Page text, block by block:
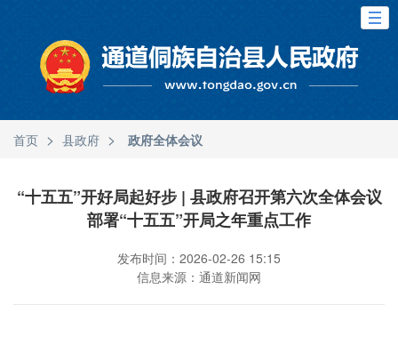
首页 > 县政府 > 政府全体会议
“十五五”开好局起好步 | 县政府召开第六次全体会议
部署“十五五”开局之年重点工作
发布时间：2026-02-26 15:15
信息来源：通道新闻网